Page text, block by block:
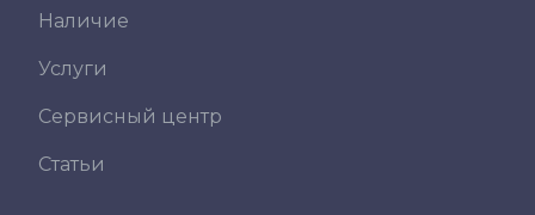
Наличие
Услуги
Сервисный центр
Статьи